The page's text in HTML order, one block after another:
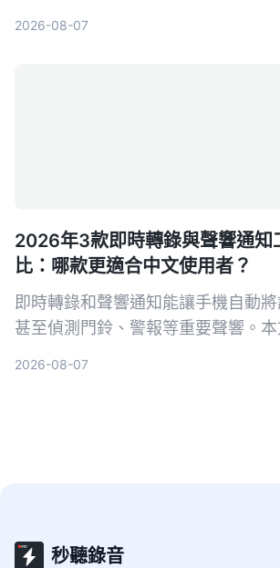
2026-08-07
2026年3款即時轉錄與聲響通知
比：哪款更適合中文使用者？
即時轉錄和聲響通知能讓手機自動將
甚至偵測門鈴、警報等重要聲響。本
2026-08-07
秒聽錄音